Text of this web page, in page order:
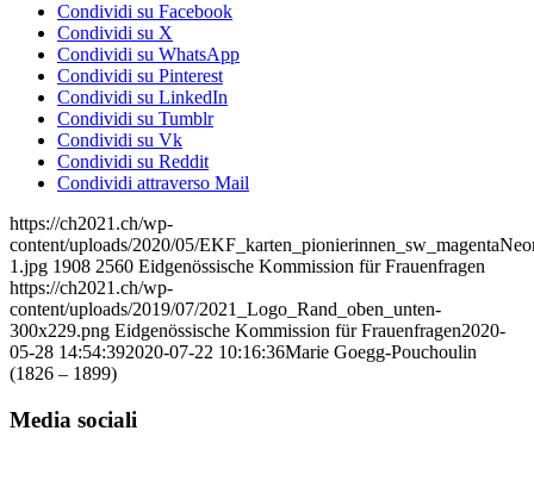
Condividi su Facebook
Condividi su X
Condividi su WhatsApp
Condividi su Pinterest
Condividi su LinkedIn
Condividi su Tumblr
Condividi su Vk
Condividi su Reddit
Condividi attraverso Mail
https://ch2021.ch/wp-
content/uploads/2020/05/
1.jpg 1908 2560 Eidgenössische Kommission für Frauenfragen
https://ch2021.ch/wp-
content/uploads/2019/07/2021_Logo_Rand_oben_unten-
300x229.png Eidgenössische Kommission für Frauenfragen2020-
05-28 14:54:392020-07-22 10:16:36Marie Goegg-Pouchoulin
(1826 – 1899)
Media sociali